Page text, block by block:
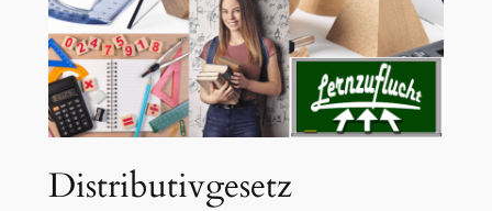
Distributivgesetz